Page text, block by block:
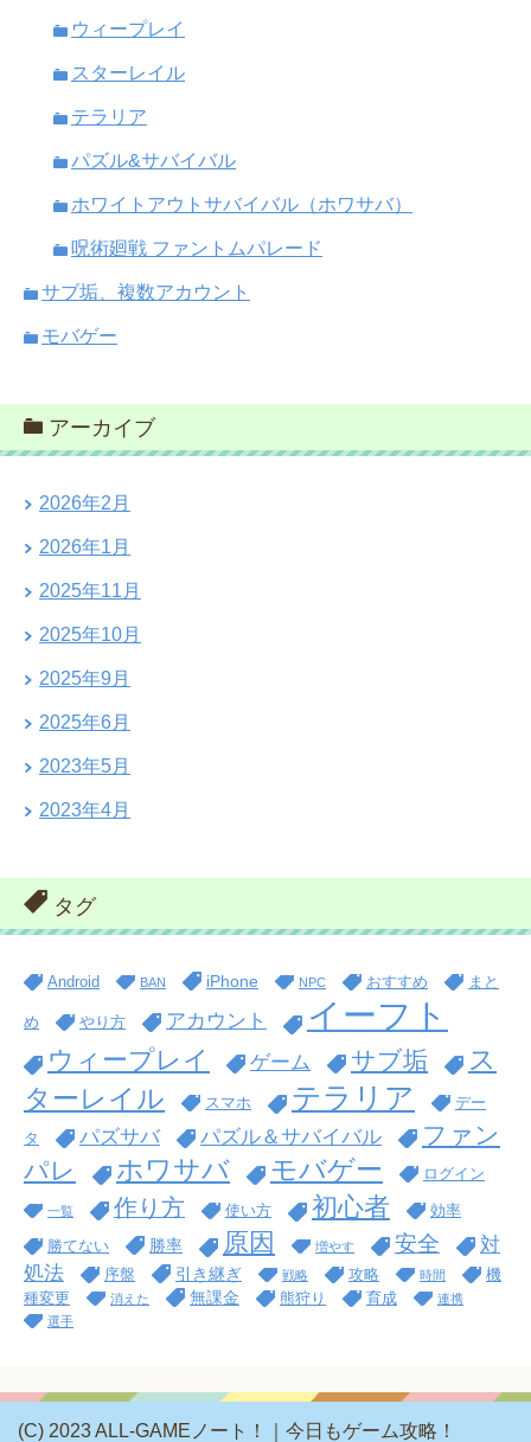
ウィープレイ
スターレイル
テラリア
パズル&サバイバル
ホワイトアウトサバイバル（ホワサバ）
呪術廻戦 ファントムパレード
サブ垢、複数アカウント
モバゲー
アーカイブ
2026年2月
2026年1月
2025年11月
2025年10月
2025年9月
2025年6月
2023年5月
2023年4月
タグ
Android BAN iPhone NPC おすすめ まと
め やり方 アカウント イーフト
ウィープレイ ゲーム サブ垢
ス
ターレイル
スマホ テラリア デー
タ パズサバ パズル＆サバイバル
ファン
パレ
ホワサバ モバゲー ログイン
一覧 作り方 使い方 初心者 効率
勝てない 勝率 原因 増やす 安全
対
処法
序盤 引き継ぎ 戦略 攻略 時間
機
種変更
消えた 無課金 熊狩り 育成
連携
選手
(C) 2023 ALL-GAMEノート！｜今日もゲーム攻略！